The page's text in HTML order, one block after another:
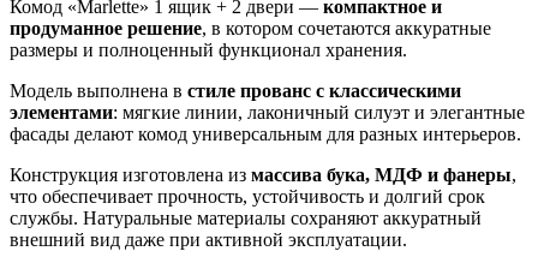
Комод «Marlette» 1 ящик + 2 двери — компактное и
продуманное решение, в котором сочетаются аккуратные
размеры и полноценный функционал хранения.
Модель выполнена в стиле прованс с классическими
элементами: мягкие линии, лаконичный силуэт и элегантные
фасады делают комод универсальным для разных интерьеров.
Конструкция изготовлена из массива бука, МДФ и фанеры,
что обеспечивает прочность, устойчивость и долгий срок
службы. Натуральные материалы сохраняют аккуратный
внешний вид даже при активной эксплуатации.